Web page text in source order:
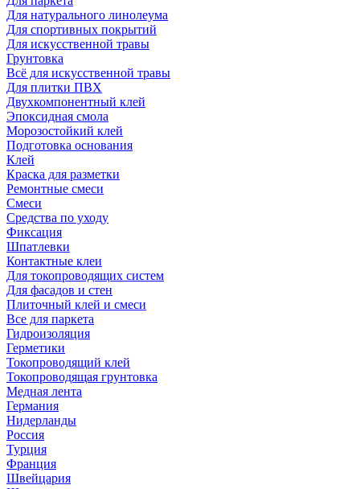
Для натурального линолеума
Для спортивных покрытий
Для искусственной травы
Грунтовка
Всё для искусственной травы
Для плитки ПВХ
Двухкомпонентный клей
Эпоксидная смола
Морозостойкий клей
Подготовка основания
Клей
Краска для разметки
Ремонтные смеси
Смеси
Средства по уходу
Фиксация
Шпатлевки
Контактные клеи
Для токопроводящих систем
Для фасадов и стен
Плиточный клей и смеси
Все для паркета
Гидроизоляция
Герметики
Токопроводящий клей
Токопроводящая грунтовка
Медная лента
Германия
Нидерланды
Россия
Турция
Франция
Швейцария